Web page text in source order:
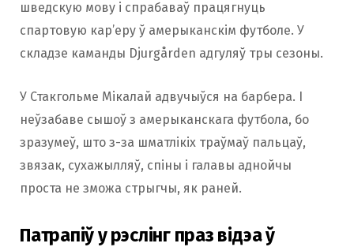
шведскую мову і спрабаваў працягнуць
спартовую кар’еру ў амерыканскім футболе. У
складзе каманды Djurgården адгуляў тры сезоны.
У Стакгольме Мікалай адвучыўся на барбера. І
неўзабаве сышоў з амерыканскага футбола, бо
зразумеў, што з-за шматлікіх траўмаў пальцаў,
звязак, сухажылляў, спіны і галавы аднойчы
проста не зможа стрыгчы, як раней.
Патрапіў у рэслінг праз відэа ў